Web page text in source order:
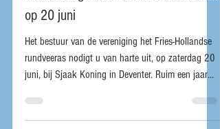
Fokkersdag Fries-Hollands rundveeras
op 20 juni
Het bestuur van de vereniging het Fries-Hollandse
juni, bij Sjaak Koning in Deventer. Ruim een jaar
geleden is Sjaak Koning verhuisd naar ‘Erve